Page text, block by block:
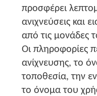
προσφέρει
ανιχνεύσεις και
από τις μονάδες
Οι πληροφορίες
ανίχνευσης, το
τοποθεσία, την
το όνομα του